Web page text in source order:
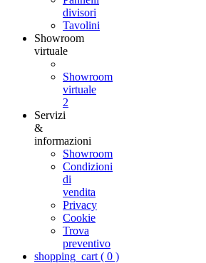
divisori
Tavolini
Showroom
virtuale
Showroom
virtuale
2
Servizi
&
informazioni
Showroom
Condizioni
di
vendita
Privacy
Cookie
Trova
preventivo
shopping_cart ( 0 )